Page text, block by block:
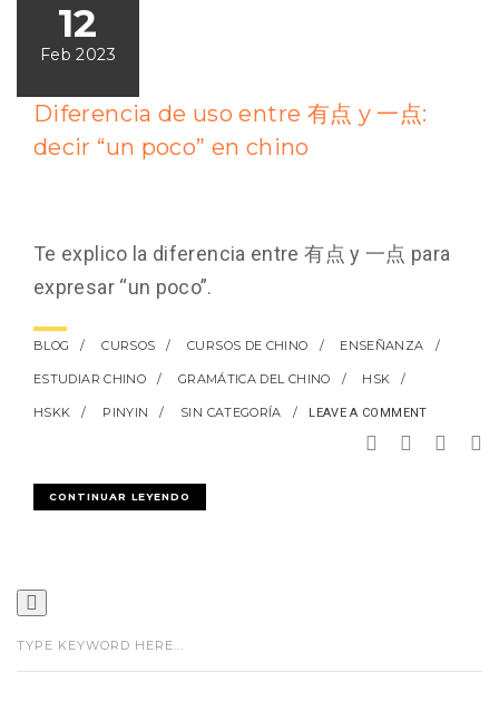
12
Feb 2023
Diferencia de uso entre 有点 y 一点:
decir “un poco” en chino
Te explico la diferencia entre 有点 y 一点 para
expresar “un poco”.
BLOG CURSOS CURSOS DE CHINO ENSEÑANZA
ESTUDIAR CHINO GRAMÁTICA DEL CHINO HSK
HSKK PINYIN SIN CATEGORÍA LEAVE A COMMENT
CONTINUAR LEYENDO